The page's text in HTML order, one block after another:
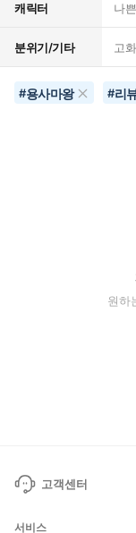
캐릭터 나
분위기/기타 고
#용사마왕 #리
원하
고객센터
서비스